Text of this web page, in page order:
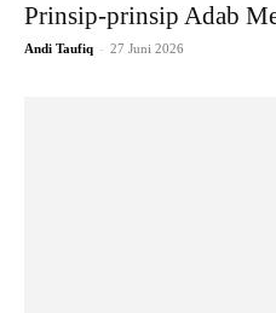
Prinsip-prinsip Adab
Andi Taufiq - 27 Juni 2026